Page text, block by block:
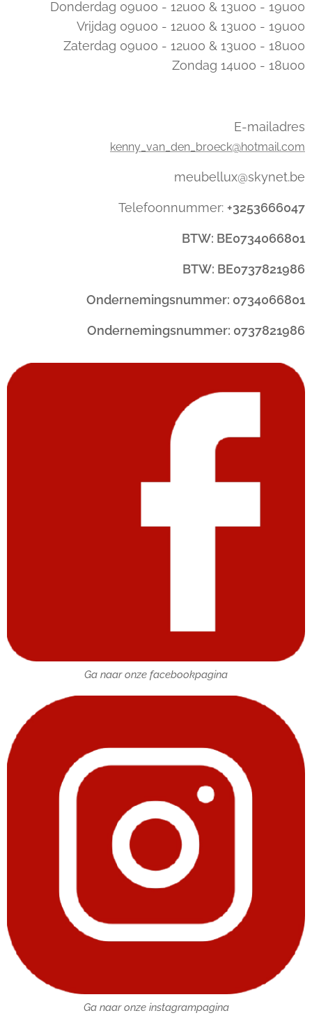
Donderdag 09u00 - 12u00 & 13u00 - 19u00
Vrijdag 09u00 - 12u00 & 13u00 - 19u00
Zaterdag 09u00 - 12u00 & 13u00 - 18u00
Zondag 14u00 - 18u00
E-mailadres
kenny_van_den_broeck@hotmail.com
meubellux@skynet.be
Telefoonnummer: +3253666047
BTW: BE0734066801
BTW: BE0737821986
Ondernemingsnummer: 0734066801
Ondernemingsnummer: 0737821986
Ga naar onze facebookpagina
Ga naar onze instagrampagina